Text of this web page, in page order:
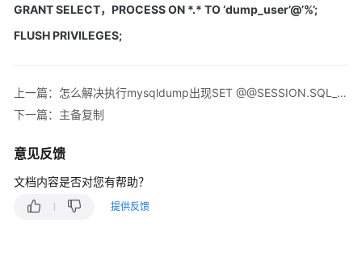
核
介
户
指
最
佳
实
GRANT SELECT，PROCESS ON *.* TO ‘dump_user’@’%’;
FLUSH PRIVILEGES;
上一篇：怎么解决执行mysqldump出现SET @@SESSION.SQL_LOG_BIN等SQL的问题
下一篇：主备复制
意见反馈
文档内容是否对您有帮助？
提供反馈